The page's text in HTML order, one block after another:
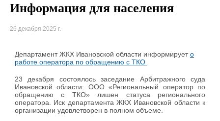
Информация для населения
26 декабря 2025 г.
Департамент ЖКХ Ивановской области информируето
работе оператора по обращению с ТКО
23 декабря состоялось заседание Арбитражного суда
Ивановской области: ООО «Региональный оператор по
обращению с ТКО» лишен статуса регионального
оператора. Иск департамента ЖКХ Ивановской области к
организации удовлетворен в полном объеме.